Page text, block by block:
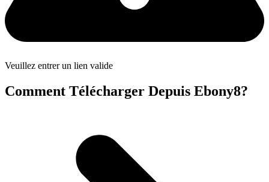
Veuillez entrer un lien valide
Comment Télécharger Depuis Ebony8?